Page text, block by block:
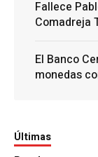
Fallece
Comadreja
El Banco
monedas
Últimas